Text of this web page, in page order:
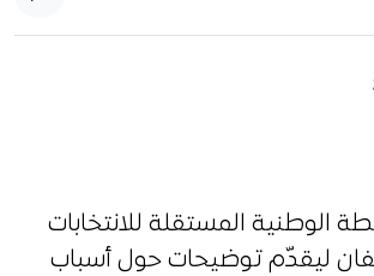
الوطنية المستقلة للانتخابات
ليقدّم توضيحات حول أسباب